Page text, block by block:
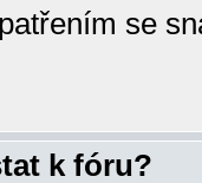
se
k fóru?